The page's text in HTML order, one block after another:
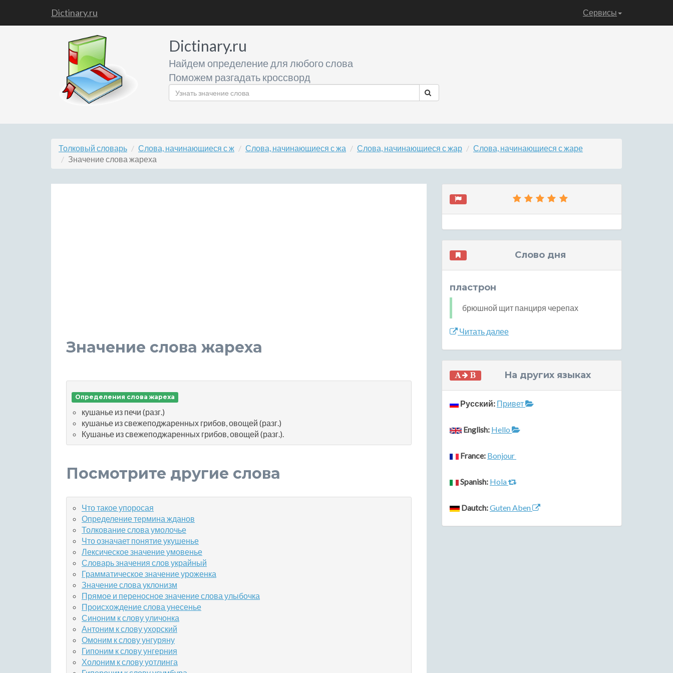
Dictinary.ru Сервисы
Dictinary.ru
Найдем определение для любого слова
Поможем разгадать кроссворд
Толковый словарь Слова, начинающиеся с ж Слова, начинающиеся с жа Слова, начинающиеся с жар
Слова, начинающиеся с жаре
Значение слова жареха
Значение слова жареха
Определения слова жареха
кушанье из печи (разг.)
кушанье из свежеподжаренных грибов, овощей (разг.)
Кушанье из свежеподжаренных грибов, овощей (разг.).
Посмотрите другие слова
Что такое упоросая
Определение термина жданов
Толкование слова умолочье
Что означает понятие укушенье
Лексическое значение умовенье
Словарь значения слов украйный
Грамматическое значение уроженка
Значение слова уклонизм
Прямое и переносное значение слова улыбочка
Происхождение слова унесенье
Синоним к слову уличонка
Антоним к слову ухорский
Омоним к слову унгуряну
Гипоним к слову унгерния
Холоним к слову уотлинга
Слово дня
пластрон
брюшной щит панциря черепах
Читать далее
На других языках
Русский: Привет
English: Hello
France: Bonjour
Spanish: Hola
Dautch:Guten Aben